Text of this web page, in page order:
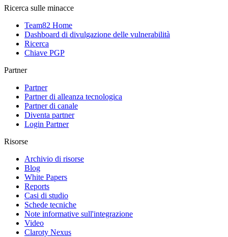
Ricerca sulle minacce
Team82 Home
Dashboard di divulgazione delle vulnerabilità
Ricerca
Chiave PGP
Partner
Partner
Partner di alleanza tecnologica
Partner di canale
Diventa partner
Login Partner
Risorse
Archivio di risorse
Blog
White Papers
Reports
Casi di studio
Schede tecniche
Note informative sull'integrazione
Video
Claroty Nexus